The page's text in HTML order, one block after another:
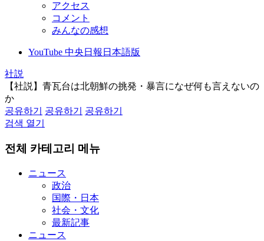
アクセス
コメント
みんなの感想
YouTube 中央日報日本語版
社説
【社説】青瓦台は北朝鮮の挑発・暴言になぜ何も言えないの
か
공유하기
공유하기
공유하기
검색 열기
전체 카테고리 메뉴
ニュース
政治
国際・日本
社会・文化
最新記事
ニュース